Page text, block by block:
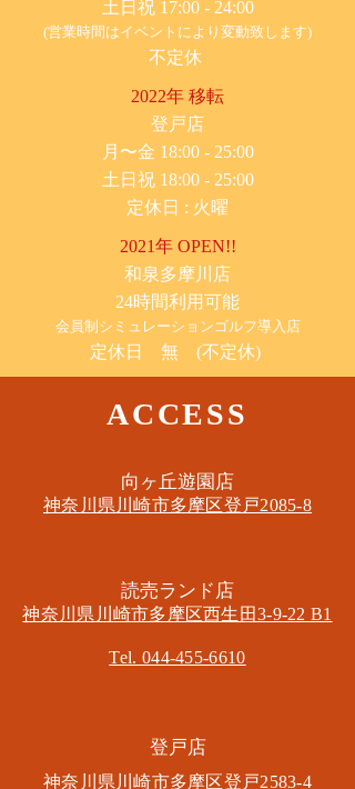
土日祝 17:00 - 24:00
(営業時間はイベントにより変動致します)
不定休
2022年 移転
​登戸店
月〜金 18:00 - 25:00
土日祝 18:00 - 25:00
​定休日 : 火曜
2021年 OPEN!!
​和泉多摩川店
24時間利用可能
​会員制シミュレーションゴルフ導入店
定休日 無 (不定休)
ACCESS
​向ヶ丘遊園店
神奈川県川崎市多摩区​登戸2085-8
​読売ランド店
神奈川県川崎市多摩区​西生田3-9-22 B1
Tel. 044-455-6610
​登戸店
神奈川県川崎市多摩区​登戸2583-4